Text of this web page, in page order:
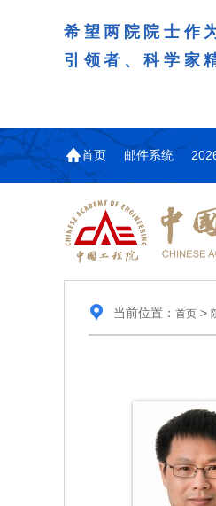
希望两院院士作
引领者、科学家
首页 邮件系统
当前位置： 首页>